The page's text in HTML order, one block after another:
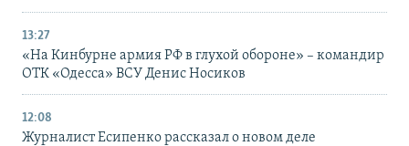
13:27
«На Кинбурне армия РФ в глухой обороне» – командир
ОТК «Одесса» ВСУ Денис Носиков
12:08
Журналист Есипенко рассказал о новом деле